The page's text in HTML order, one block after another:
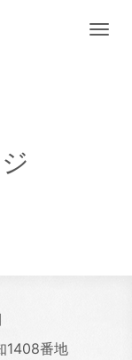
1408番地